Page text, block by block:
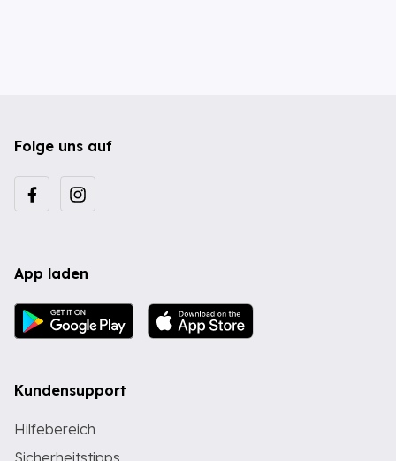
Folge uns auf
App laden
Kundensupport
Hilfebereich
Sicherheitstipps